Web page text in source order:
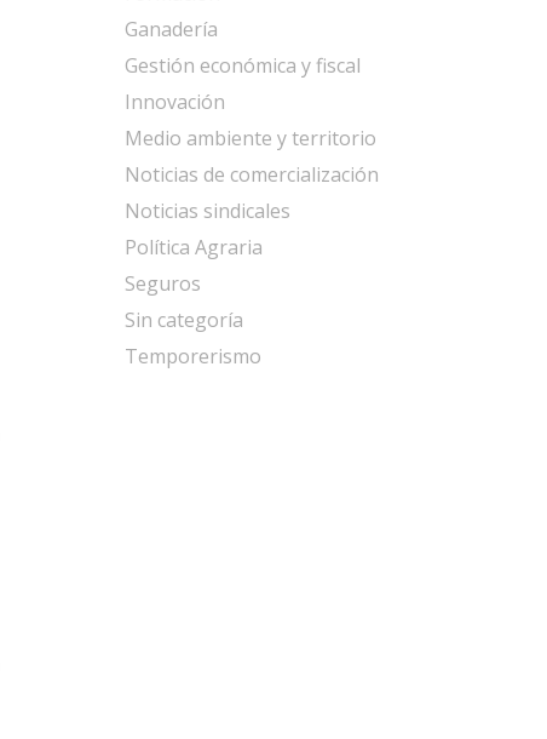
Ganadería
Gestión económica y fiscal
Innovación
Medio ambiente y territorio
Noticias de comercialización
Noticias sindicales
Política Agraria
Seguros
Sin categoría
Temporerismo